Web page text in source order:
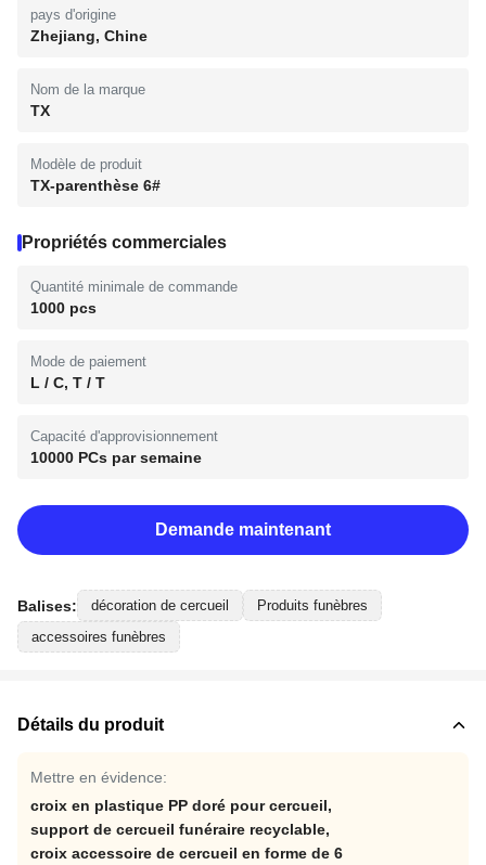
pays d'origine
Zhejiang, Chine
Nom de la marque
TX
Modèle de produit
TX-parenthèse 6#
Propriétés commerciales
Quantité minimale de commande
1000 pcs
Mode de paiement
L / C, T / T
Capacité d'approvisionnement
10000 PCs par semaine
Demande maintenant
Balises: décoration de cercueil
Produits funèbres
accessoires funèbres
Détails du produit
Mettre en évidence:
croix en plastique PP doré pour cercueil,
support de cercueil funéraire recyclable,
croix accessoire de cercueil en forme de 6